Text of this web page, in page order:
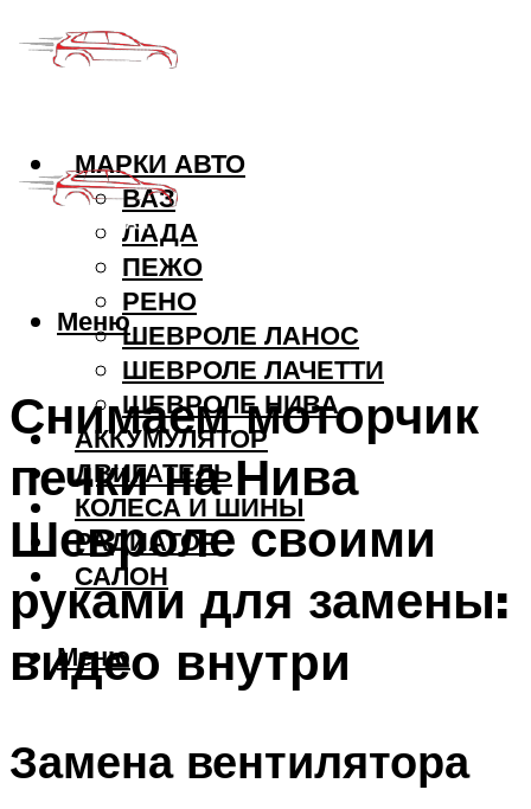
МАРКИ АВТО
ВАЗ
ЛАДА
ПЕЖО
РЕНО
ШЕВРОЛЕ ЛАНОС
ШЕВРОЛЕ ЛАЧЕТТИ
ШЕВРОЛЕ НИВА
АККУМУЛЯТОР
ДВИГАТЕЛЬ
КОЛЕСА И ШИНЫ
РАДИАТОР
САЛОН
Меню
Меню
Снимаем моторчик
печки на Нива
Шевроле своими
руками для замены:
видео внутри
Замена вентилятора